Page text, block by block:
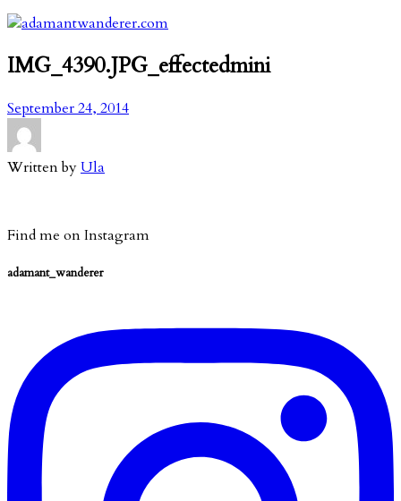
IMG_4390.JPG_effectedmini
September 24, 2014
Written byUla
Find me on Instagram
adamant_wanderer